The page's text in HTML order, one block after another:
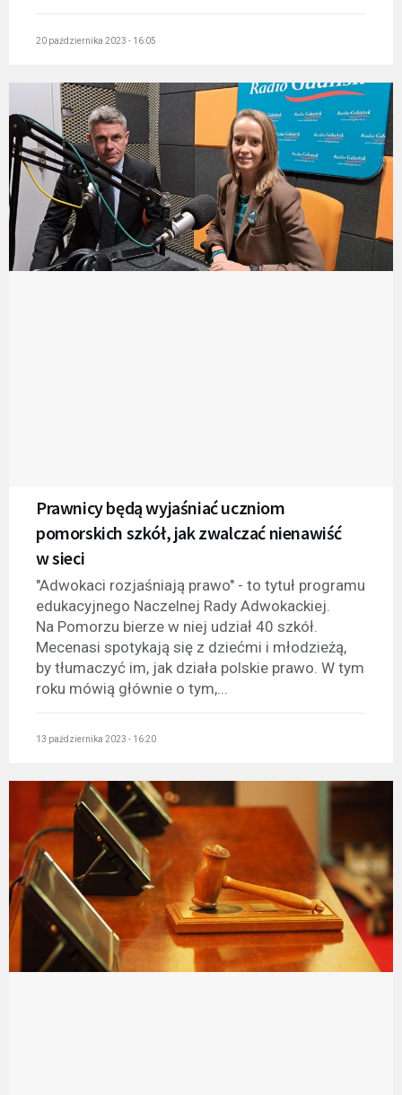
20 października 2023 - 16:05
Prawnicy będą wyjaśniać uczniom
pomorskich szkół, jak zwalczać nienawiść
w sieci
"Adwokaci rozjaśniają prawo" - to tytuł programu
edukacyjnego Naczelnej Rady Adwokackiej.
Na Pomorzu bierze w niej udział 40 szkół.
Mecenasi spotykają się z dziećmi i młodzieżą,
by tłumaczyć im, jak działa polskie prawo. W tym
roku mówią głównie o tym,...
13 października 2023 - 16:20